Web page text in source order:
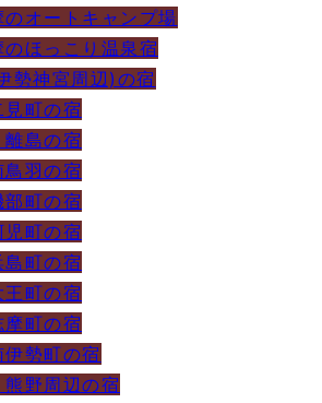
オートキャンプ場
ほっこり温泉宿
勢神宮周辺)の宿
町の宿
島の宿
羽の宿
町の宿
町の宿
町の宿
町の宿
町の宿
勢町の宿
野周辺の宿